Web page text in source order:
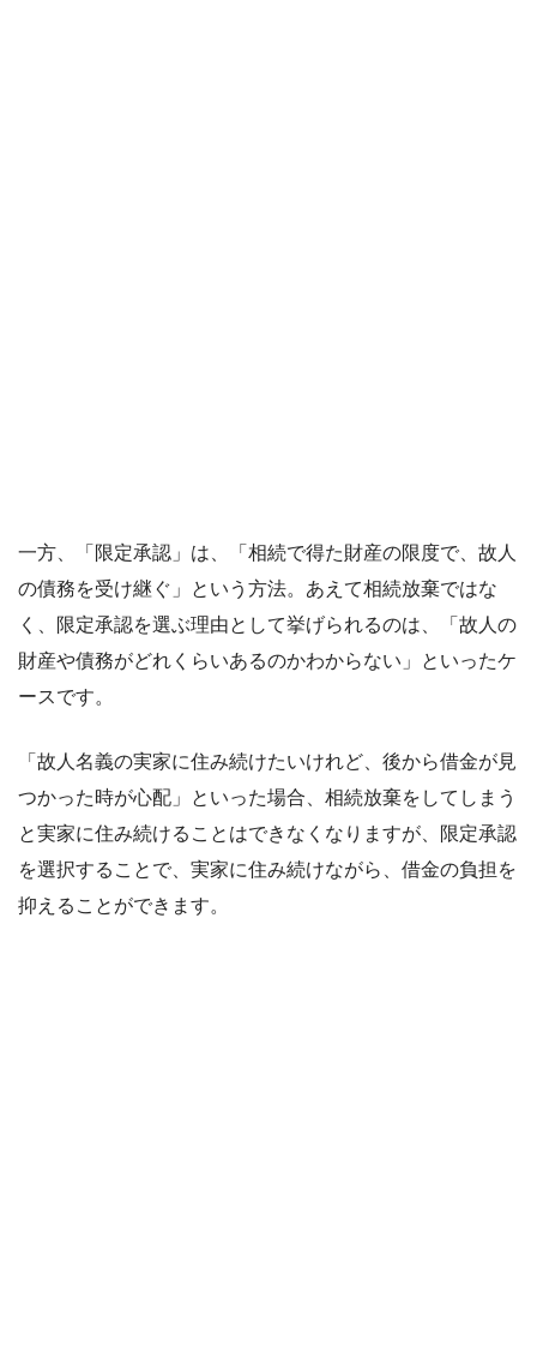
一方、「限定承認」は、「相続で得た財産の限度で、故人
の債務を受け継ぐ」という方法。あえて相続放棄ではな
く、限定承認を選ぶ理由として挙げられるのは、「故人の
財産や債務がどれくらいあるのかわからない」といったケ
ースです。
「故人名義の実家に住み続けたいけれど、後から借金が見
つかった時が心配」といった場合、相続放棄をしてしまう
と実家に住み続けることはできなくなりますが、限定承認
を選択することで、実家に住み続けながら、借金の負担を
抑えることができます。